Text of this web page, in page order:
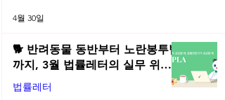
4월 30일
🐕 반려동물 동반부터 노란봉투법
까지, 3월 법률레터의 실무 위키
총정리! | 2026년 3월 네플라 법률
레터
법률레터